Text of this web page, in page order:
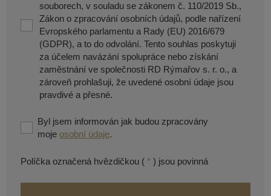
souborech, v souladu se zákonem č. 110/2019 Sb.,
Zákon o zpracování osobních údajů, podle nařízení
Evropského parlamentu a Rady (EU) 2016/679
(GDPR), a to do odvolání. Tento souhlas poskytuji
za účelem navázání spolupráce nebo získání
zaměstnání ve společnosti RD Rýmařov s. r. o., a
zároveň prohlašuji, že uvedené osobní údaje jsou
pravdivé a přesné.
Byl jsem informován jak budou zpracovány
moje osobní údaje.
Políčka označená hvězdičkou ( * ) jsou povinná